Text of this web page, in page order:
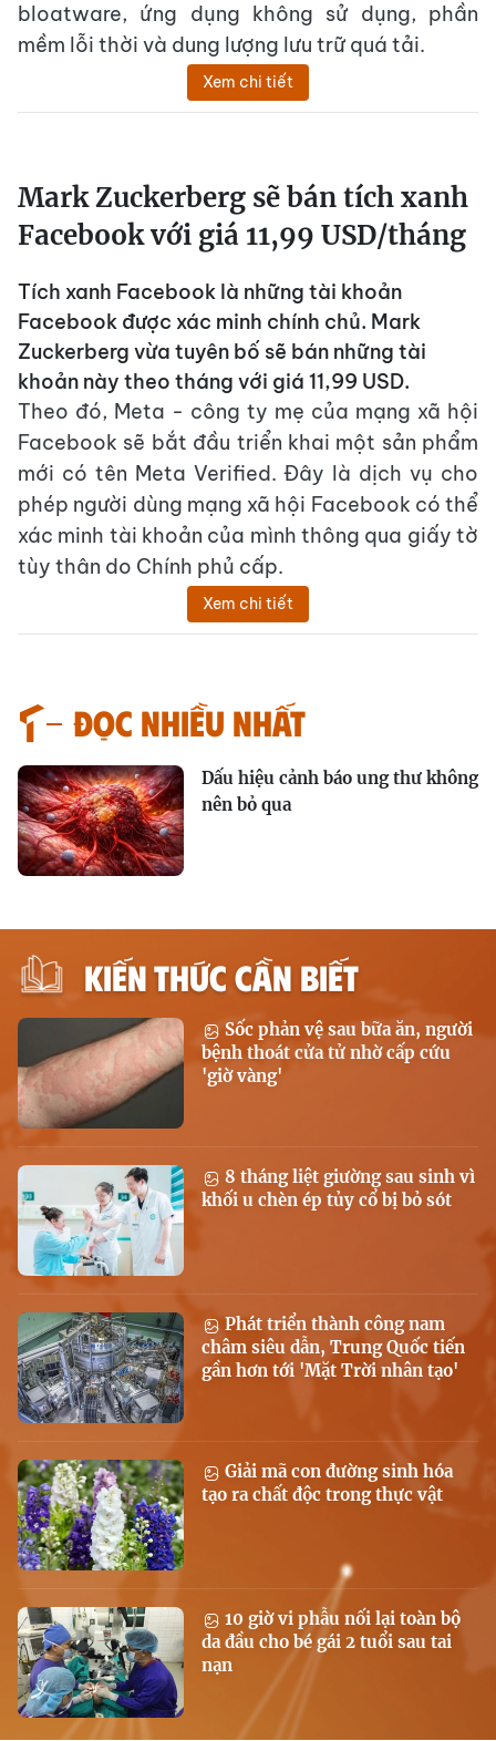
bloatware, ứng dụng không sử dụng, phần
mềm lỗi thời và dung lượng lưu trữ quá tải.
Xem chi tiết
Mark Zuckerberg sẽ bán tích xanh
Facebook với giá 11,99 USD/tháng
Tích xanh Facebook là những tài khoản
Facebook được xác minh chính chủ. Mark
Zuckerberg vừa tuyên bố sẽ bán những tài
khoản này theo tháng với giá 11,99 USD.
Theo đó, Meta - công ty mẹ của mạng xã hội
Facebook sẽ bắt đầu triển khai một sản phẩm
mới có tên Meta Verified. Đây là dịch vụ cho
phép người dùng mạng xã hội Facebook có thể
xác minh tài khoản của mình thông qua giấy tờ
tùy thân do Chính phủ cấp.
Xem chi tiết
Đọc nhiều nhất
Dấu hiệu cảnh báo ung thư không
nên bỏ qua
KIẾN THỨC CẦN BIẾT
Sốc phản vệ sau bữa ăn, người
bệnh thoát cửa tử nhờ cấp cứu
'giờ vàng'
8 tháng liệt giường sau sinh vì
khối u chèn ép tủy cổ bị bỏ sót
Phát triển thành công nam
châm siêu dẫn, Trung Quốc tiến
gần hơn tới 'Mặt Trời nhân tạo'
Giải mã con đường sinh hóa
tạo ra chất độc trong thực vật
10 giờ vi phẫu nối lại toàn bộ
da đầu cho bé gái 2 tuổi sau tai
nạn